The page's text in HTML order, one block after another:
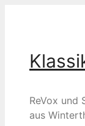
ReVox und
aus